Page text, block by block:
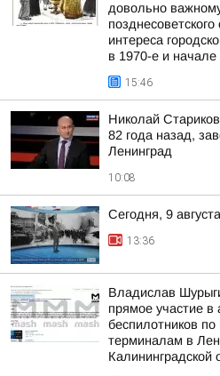
довольно
интереса
в 1970-е и
15:46
Николай
82 года назад,
Ленинград
10:08
Сегодня, 9
13:36
Владислав
прямое участие в
беспилотников
терминалам в
Калининградской